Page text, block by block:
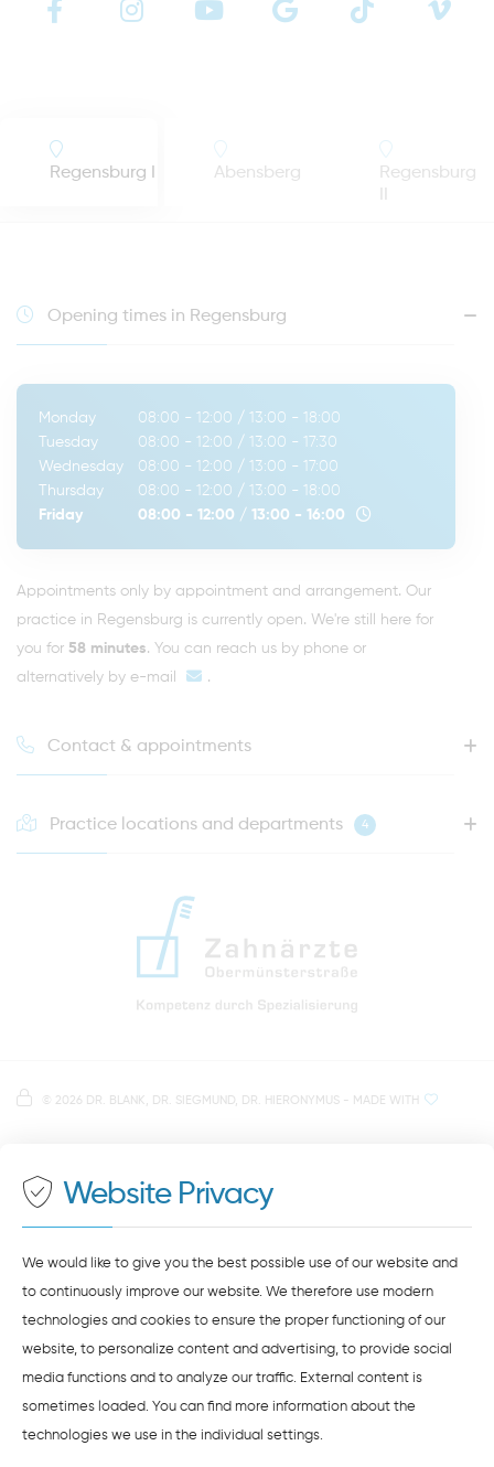
Regensburg I Abensberg
Regensburg
Opening times in Regensburg
Monday 08:00 - 12:00 / 13:00 - 18:00
Tuesday
08:00 - 12:00 / 13:00 - 17:30
Wednesday
08:00 - 12:00 / 13:00 - 17:00
Thursday
08:00 - 12:00 / 13:00 - 18:00
Friday
08:00 - 12:00 / 13:00 - 16:00
Appointments only by appointment and arrangement. Our
practice in Regensburg is currently open. We're still here for
you for 58 minutes. You can reach us by phone or
alternatively by e-mail .
Contact & appointments
info@zahnaerzte-in-regensburg.de
Practice locations and departments 4
AGREE AND LOAD
© 2026 DR. BLANK, DR. SIEGMUND, DR. HIERONYMUS - MADE WITH
Website Privacy
We would like to give you the best possible use of our website and
to continuously improve our website. We therefore use modern
technologies and cookies to ensure the proper functioning of our
website, to personalize content and advertising, to provide social
media functions and to analyze our traffic. External content is
sometimes loaded. You can find more information about the
technologies we use in the individual settings.